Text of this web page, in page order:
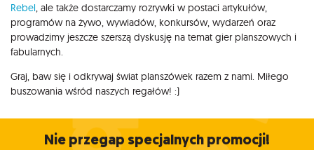
Rebel, ale także dostarczamy rozrywki w postaci artykułów,
programów na żywo, wywiadów, konkursów, wydarzeń oraz
prowadzimy jeszcze szerszą dyskusję na temat gier planszowych i
fabularnych.
Graj, baw się i odkrywaj świat planszówek razem z nami. Miłego
buszowania wśród naszych regałów! :)
Nie przegap specjalnych promocji!